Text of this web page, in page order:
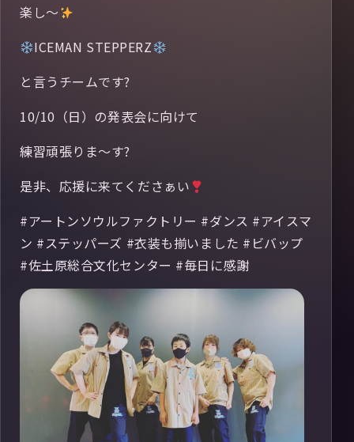
楽し〜
ICEMAN STEPPERZ
と言うチームです?
10/10（日）の発表会に向けて
練習頑張りま〜す?
是非、応援に来てくださぁい
#アートンソウルファクトリー #ダンス #アイスマ
ン #ステッパーズ #衣装も揃いました #ビバップ
#佐土原総合文化センター #毎日に感謝